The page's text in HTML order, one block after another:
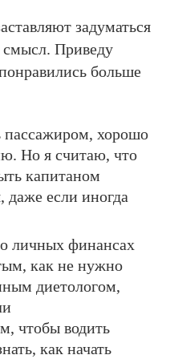
задуматься
Приведу
больше
пассажиром, хорошо
Но я считаю, что
капитаном
даже если иногда
личных финансах
как не нужно
диетологом,
чтобы водить
как начать